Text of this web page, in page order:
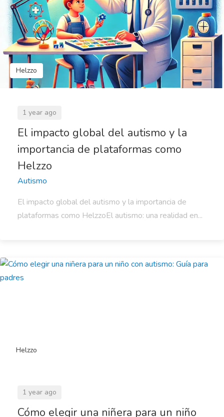
Helzzo
1 year ago
El impacto global del autismo y la
importancia de plataformas como
Helzzo
Autismo
El impacto global del autismo y la importancia de
plataformas como HelzzoEl autismo: una realidad en...
Helzzo
1 year ago
Cómo elegir una niñera para un niño